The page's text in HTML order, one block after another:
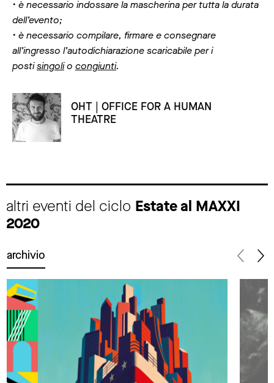
• è necessario indossare la mascherina per tutta la durata
dell’evento;
• è necessario compilare, firmare e consegnare
all’ingresso l’autodichiarazione scaricabile per i
postisingolio congiunti.
OHT | OFFICE FOR A HUMAN
THEATRE
altri eventi del ciclo Estate al MAXXI
2020
archivio